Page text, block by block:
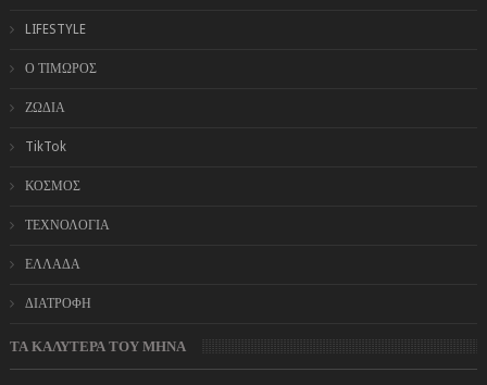
LIFESTYLE
Ο ΤΙΜΩΡΟΣ
ΖΩΔΙΑ
TikTok
ΚΟΣΜΟΣ
ΤΕΧΝΟΛΟΓΙΑ
ΕΛΛΑΔΑ
ΔΙΑΤΡΟΦΗ
ΤΑ ΚΑΛΥΤΕΡΑ ΤΟΥ ΜΗΝΑ